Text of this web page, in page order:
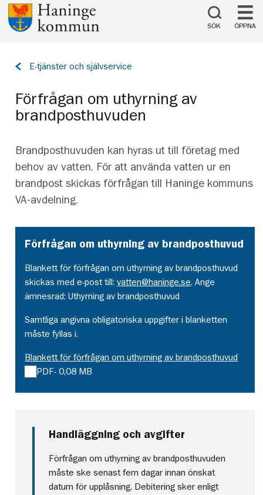
Till innehåll på sidan
SÖK ÖPPNA
Tillbaka
E-tjänster och självservice
Förfrågan om uthyrning av
brandposthuvuden
Brandposthuvuden kan hyras ut till företag med
behov av vatten. För att använda vatten ur en
brandpost skickas förfrågan till Haninge kommuns
VA-avdelning.
Förfrågan om uthyrning av brandposthuvud
Blankett för förfrågan om uthyrning av brandposthuvud
skickas med e-post till:vatten@haninge.se. Ange
ämnesrad: Uthyrning av brandposthuvud
Samtliga angivna obligatoriska uppgifter i blanketten
måste fyllas i.
Blankett för förfrågan om uthyrning av brandposthuvud
PDF- 0,08 MB
Handläggning och avgifter
Förfrågan om uthyrning av brandposthuvuden
måste ske senast fem dagar innan önskat
datum för upplåsning. Debitering sker enligt